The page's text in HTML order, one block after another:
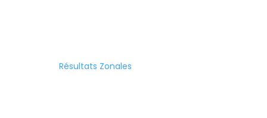
Résultats Zonales